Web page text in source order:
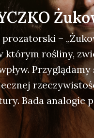
–
któ­rym rośli­ny,
Bada ana­lo­gie